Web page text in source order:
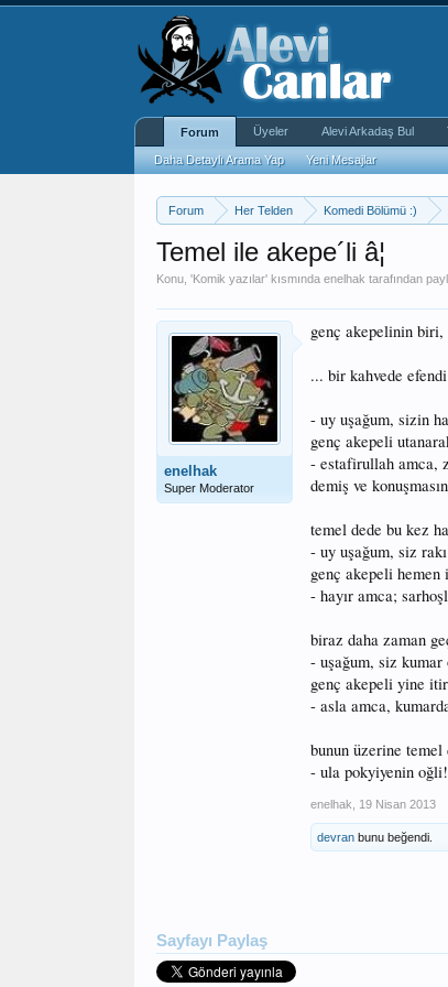
Forum Her Telden Komedi Bölümü :)
Temel ile akepe´li â¦
Konu, 'Komik yazılar' kısmında enelhak tarafından
enelhak
Super Moderator
genç akepelinin biri,
... bir kahvede
- uy uşağum, sizin
genç akepeli
- estafirullah amca,
demiş ve
temel dede bu kez
- uy uşağum, siz
genç akepeli
- hayır amca;
biraz daha zaman
- uşağum, siz kumar
genç akepeli yine
- asla amca,
bunun üzerine temel
- ula pokyiyenin
enelhak 19 Nisan 2013
devran bunu beğendi.
Sayfayı Paylaş
Forum
Daha Detaylı Arama Yap Yeni Mesajlar
Üyeler Alevi Arkadaş Bul